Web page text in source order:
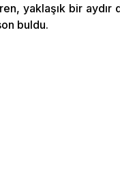
yaklaşık bir aydır
buldu.